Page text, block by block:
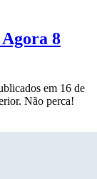
8
em 16 de
Não perca!